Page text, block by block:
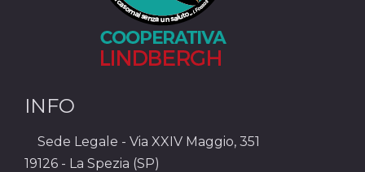
INFO
Sede Legale - Via XXIV Maggio, 351
19126 - La Spezia (SP)